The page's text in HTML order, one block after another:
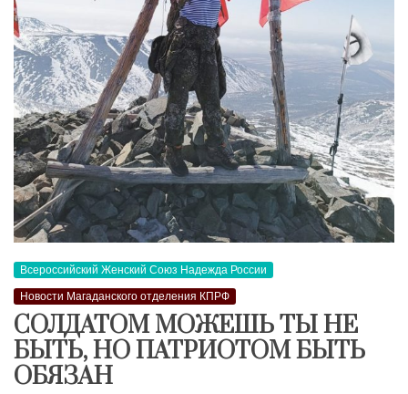
Всероссийский Женский Союз Надежда России
Новости Магаданского отделения КПРФ
СОЛДАТОМ МОЖЕШЬ ТЫ НЕ
БЫТЬ, НО ПАТРИОТОМ БЫТЬ
ОБЯЗАН